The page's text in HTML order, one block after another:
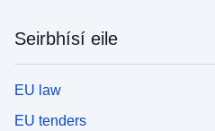
Seirbhísí eile
EU law
EU tenders